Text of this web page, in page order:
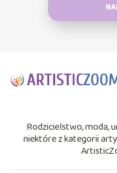
Rodzicielstwo, moda,
niektóre z kategorii